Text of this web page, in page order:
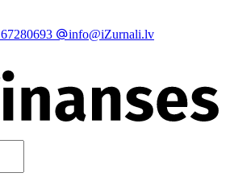
67280693
info@iZurnali.lv